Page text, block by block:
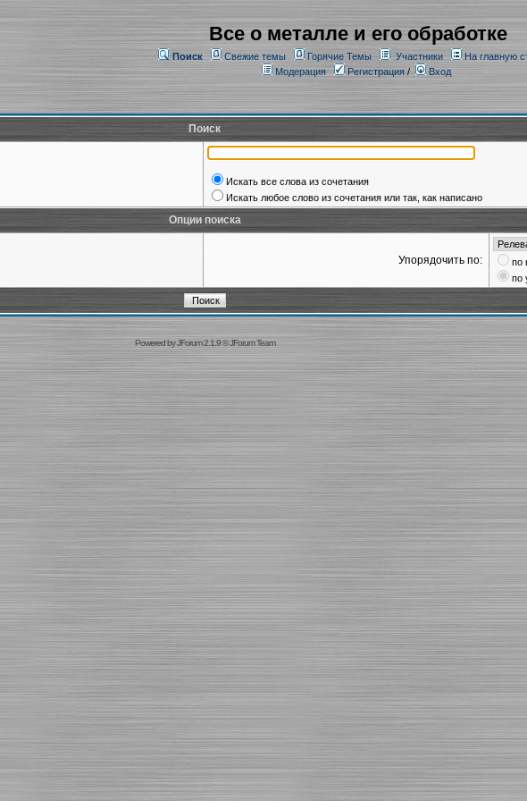
Все о металле и его обработке
Поиск Свежие темы Горячие Темы Участники
На главную
Модерация
Регистрация/ Вход
Поиск
Искать все слова из сочетания
Искать любое слово из сочетания или так, как написано
Опции поиска
Упорядочить по:
по
по
Powered byJForum 2.1.9©JForum Team